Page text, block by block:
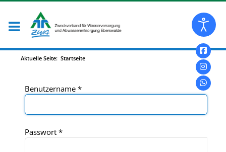
Aktuelle Seite: Startseite
Benutzername *
Passwort *